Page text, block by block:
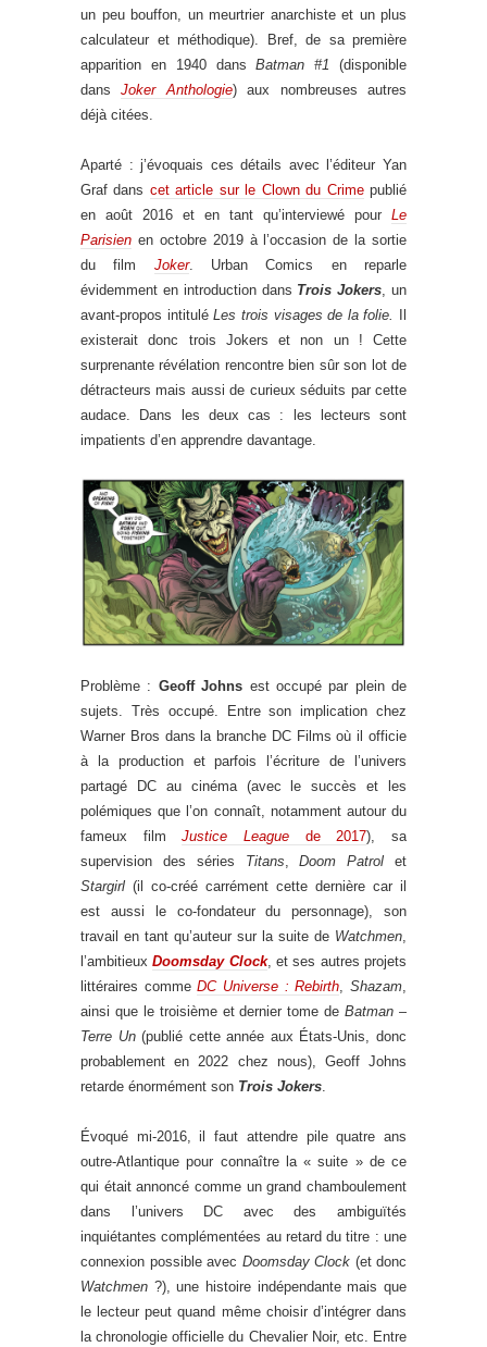
un peu bouffon, un meurtrier anarchiste et un plus
calculateur et méthodique). Bref, de sa première
apparition en 1940 dansBatman #1 (disponible
dansJoker Anthologie) aux nombreuses autres
déjà citées.
Aparté : j’évoquais ces détails avec l’éditeur Yan
Graf dans cet article sur le Clown du Crimepublié
en août 2016 et en tant qu’interviewé pour Le
Parisien en octobre 2019 à l’occasion de la sortie
du film Joker. Urban Comics en reparle
évidemment en introduction dans Trois Jokers, un
avant-propos intituléLes trois visages de la folie.
existerait donc trois Jokers et non un ! Cette
surprenante révélation rencontre bien sûr son lot de
détracteurs mais aussi de curieux séduits par cette
audace. Dans les deux cas : les lecteurs sont
impatients d’en apprendre davantage.
Problème : Geoff Johns est occupé par plein de
sujets. Très occupé. Entre son implication chez
Warner Bros dans la branche DC Films où il officie
à la production et parfois l’écriture de l’univers
partagé DC au cinéma (avec le succès et les
polémiques que l’on connaît, notamment autour du
fameux filmJustice League de 2017), sa
supervision des séries Titans,Doom Patrol et
Stargirl (il co-créé carrément cette dernière car il
est aussi le co-fondateur du personnage), son
travail en tant qu’auteur sur la suite de Watchmen,
l’ambitieux Doomsday Clock, et ses autres projets
littéraires commeDC Universe : Rebirth,Shazam,
ainsi que le troisième et dernier tome deBatman –
Terre Un(publié cette année aux États-Unis, donc
probablement en 2022 chez nous), Geoff Johns
retarde énormément son Trois Jokers.
Évoqué mi-2016, il faut attendre pile quatre ans
outre-Atlantique pour connaître la « suite » de ce
qui était annoncé comme un grand chamboulement
dans l’univers DC avec des ambiguïtés
inquiétantes complémentées au retard du titre : une
connexion possible avec Doomsday Clock (et donc
Watchmen ?), une histoire indépendante mais que
le lecteur peut quand même choisir d’intégrer dans
la chronologie officielle du Chevalier Noir, etc. Entre